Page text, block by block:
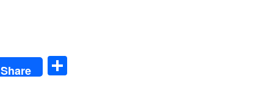
Share